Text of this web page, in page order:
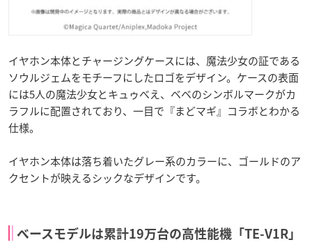
イヤホン本体とチャージングケースには、魔法少女の証である
ソウルジェムをモチーフにしたロゴをデザイン。ケースの表面
には5人の魔法少女とキュゥべえ、ベベのシンボルマークがカ
ラフルに配置されており、一目で『まどマギ』コラボとわかる
仕様。
イヤホン本体は落ち着いたグレー系のカラーに、ゴールドのア
クセントが映えるシックなデザインです。
ベースモデルは累計19万台の高性能機「TE-V1R」